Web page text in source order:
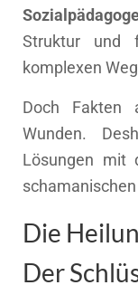
Struktur und
komplexen
Doch Fakten
Wunden.
Lösungen mit
Die
Der